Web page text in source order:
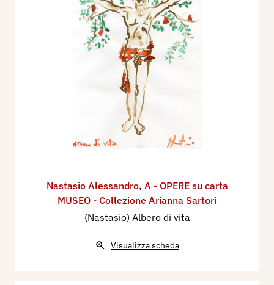
Nastasio Alessandro, A - OPERE su carta
MUSEO - Collezione Arianna Sartori
(Nastasio) Albero di vita
Visualizza scheda